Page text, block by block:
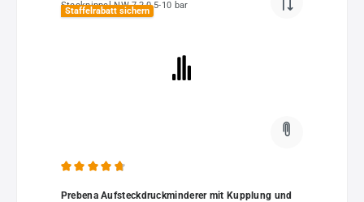
Staffelrabatt sichern
Prebena Aufsteckdruckminderer mit Kupplung und